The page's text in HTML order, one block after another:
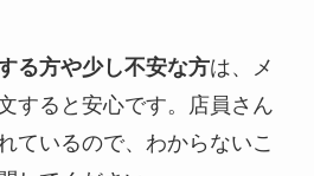
る方や少し不安な方は、メ
すると安心です。店員さん
ているので、わからないこ